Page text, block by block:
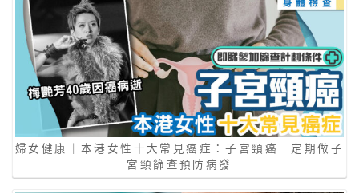
婦女健康｜本港女性十大常見癌症：子宮頸癌 定期做子
宮頸篩查預防病發